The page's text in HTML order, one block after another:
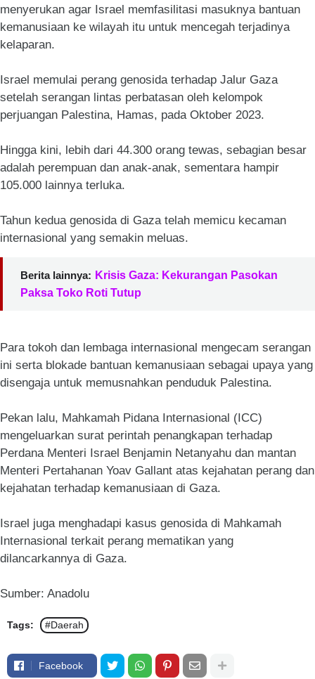
menyerukan agar Israel memfasilitasi masuknya bantuan
kemanusiaan ke wilayah itu untuk mencegah terjadinya
kelaparan.
Israel memulai perang genosida terhadap Jalur Gaza
setelah serangan lintas perbatasan oleh kelompok
perjuangan Palestina, Hamas, pada Oktober 2023.
Hingga kini, lebih dari 44.300 orang tewas, sebagian besar
adalah perempuan dan anak-anak, sementara hampir
105.000 lainnya terluka.
Tahun kedua genosida di Gaza telah memicu kecaman
internasional yang semakin meluas.
Berita lainnya: Krisis Gaza: Kekurangan Pasokan
Paksa Toko Roti Tutup
Para tokoh dan lembaga internasional mengecam serangan
ini serta blokade bantuan kemanusiaan sebagai upaya yang
disengaja untuk memusnahkan penduduk Palestina.
Pekan lalu, Mahkamah Pidana Internasional (ICC)
mengeluarkan surat perintah penangkapan terhadap
Perdana Menteri Israel Benjamin Netanyahu dan mantan
Menteri Pertahanan Yoav Gallant atas kejahatan perang dan
kejahatan terhadap kemanusiaan di Gaza.
Israel juga menghadapi kasus genosida di Mahkamah
Internasional terkait perang mematikan yang
dilancarkannya di Gaza.
Sumber: Anadolu
Tags: #Daerah
Facebook